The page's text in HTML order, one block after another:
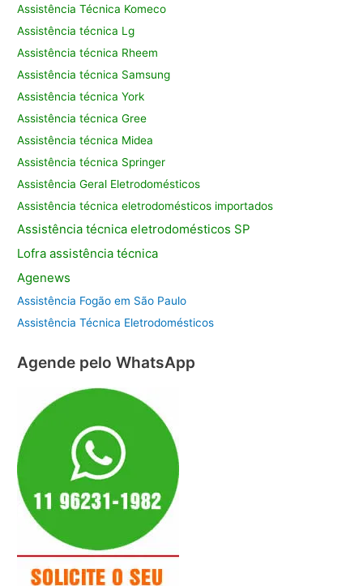
Assistência Técnica Komeco
Assistência técnica Lg
Assistência técnica Rheem
Assistência técnica Samsung
Assistência técnica York
Assistência técnica Gree
Assistência técnica Midea
Assistência técnica Springer
Assistência Geral Eletrodomésticos
Assistência técnica eletrodomésticos importados
Assistência técnica eletrodomésticos SP
Lofra assistênciatécnica
Agenews
Assistência Fogão em São Paulo
Assistência Técnica Eletrodomésticos
Agende pelo WhatsApp